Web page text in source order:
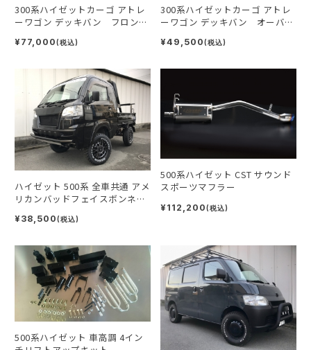
300系ハイゼットカーゴ アトレ
ーワゴン デッキバン フロント
¥77,000(税込)
300系ハイゼットカーゴ アトレ
ーワゴン デッキバン オーバー
¥49,500(税込)
ハイゼット 500系 全車共通 アメ
リカンバッドフェイスボンネッ
¥38,500(税込)
500系ハイゼット CST サウンド
スポーツマフラー
¥112,200(税込)
500系ハイゼット 車高調 4イン